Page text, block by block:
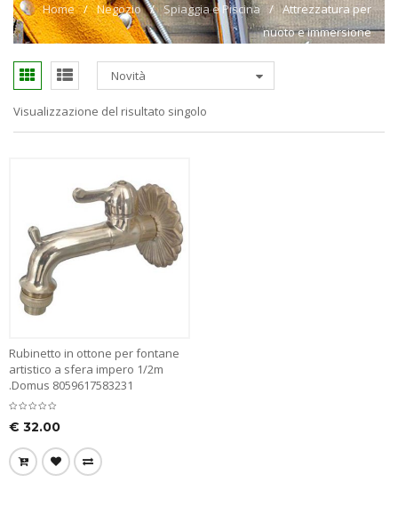
Home / Negozio / Spiaggia e Piscina / Attrezzatura per
nuoto e immersione
Novità
Visualizzazione del risultato singolo
Rubinetto in ottone per fontane
artistico a sfera impero 1/2m
.Domus 8059617583231
€ 32.00